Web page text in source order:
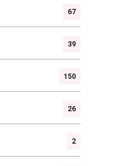
67
39
150
26
2